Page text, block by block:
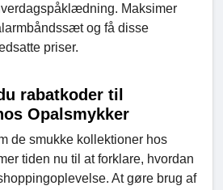
Maksimer
og få disse
priser.
rabatkoder til
Opalsmykker
de smukke kollektioner hos
tiden nu til at forklare, hvordan
At gøre brug af